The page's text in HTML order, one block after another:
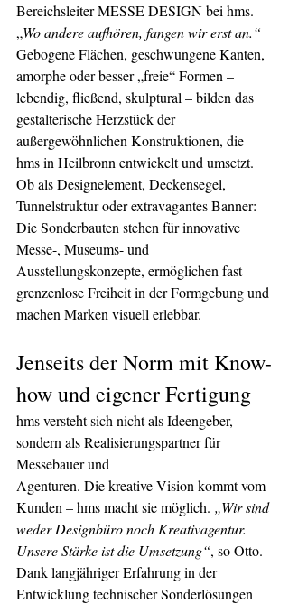
Bereichsleiter MESSE DESIGN bei hms.
„Wo andere aufhören, fangen wir erst an.“
Gebogene Flächen, geschwungene Kanten,
amorphe oder besser „freie“ Formen –
lebendig, fließend, skulptural – bilden das
gestalterische Herzstück der
außergewöhnlichen Konstruktionen, die
hms in Heilbronn entwickelt und umsetzt.
Ob als Designelement, Deckensegel,
Tunnelstruktur oder extravagantes Banner:
Die Sonderbauten stehen für innovative
Messe-, Museums- und
Ausstellungskonzepte, ermöglichen fast
grenzenlose Freiheit in der Formgebung und
machen Marken visuell erlebbar.
Jenseits der Norm mit Know-
how und eigener Fertigung
hms versteht sich nicht als Ideengeber,
sondern als Realisierungspartner für
Messebauer und
Agenturen. Die kreative Vision kommt vom
Kunden – hms macht sie möglich. „Wir sind
weder Designbüro noch Kreativagentur.
Unsere Stärke ist die Umsetzung“, so Otto.
Dank langjähriger Erfahrung in der
Entwicklung technischer Sonderlösungen